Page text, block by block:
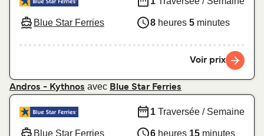
Blue Star Ferries 8 heures 5 minutes
Voir prix
Andros - Kythnos avec Blue Star Ferries
Blue Star Ferries
1 Traversée / Semaine
6 heures 15 minutes